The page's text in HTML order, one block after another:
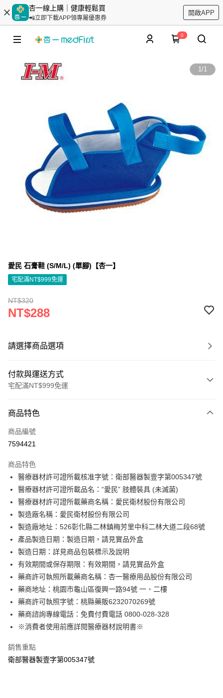
杏一線上購｜健康輕鬆買
📲立即下載APP領專屬優惠券
開啟APP
0
1/1
愛民 石膏鞋 (S/M/L) (單腳)【杏一】
宅配滿NT$999免運
NT$320
NT$288
請選擇商品選項
付款與運送方式
宅配滿NT$999免運
信用卡一次付款
信用卡分期付款
合作金庫商業銀行
華南商業銀行
彰化商業銀行
上海商業儲蓄銀行
台北富邦商業銀行
國泰世華商業銀行
兆豐國際商業銀行
臺灣中小企業銀行
台中商業銀行
匯豐（台灣）商業銀行
華泰商業銀行
聯邦商業銀行
遠東國際商業銀行
元大商業銀行
永豐商業銀行
玉山商業銀行
星展（台灣）商業銀行
台新國際商業銀行
中國信託商業銀行
台灣樂天信用卡公司
6 期 0 利率 每期
華南商業銀行
彰化商業銀行
上海商業儲蓄銀行
台北富邦商業銀行
國泰世華商業銀行
兆豐國際商業銀行
臺灣中小企業銀行
台中商業銀行
匯豐（台灣）商業銀行
華泰商業銀行
聯邦商業銀行
遠東國際商業銀行
元大商業銀行
永豐商業銀行
玉山商業銀行
星展（台灣）商業銀行
台新國際商業銀行
中國信託商業銀行
台灣樂天信用卡公司
LINE Pay
Apple Pay
街口支付
悠遊付
Google Pay
全盈+PAY
大哥付你分期
相關說明
1.本服務由台灣大哥大提供，台灣大哥大用戶可立即使用無須另外申請。
流程，驗證手機門號後，選擇欲分期的期數、繳款截止日，確認付款後即完
成交易。
AFTEE先享後付
【關於「AFTEE先享後付」】
AFTEE先享後付是「在收到商品之後才付款」的支付方式。 讓您購物簡單
ATM付款
商品特色
商品編號
7594421
商品特色
醫療器材許可證所載核准字號：衛部醫器製壹字第005347號
醫療器材許可證所載品名：“愛民” 肢體裝具 (未滅菌)
醫療器材許可證所載藥商名稱：愛民衛材股份有限公司
製造廠名稱：愛民衛材股份有限公司
製造廠地址：526彰化縣二林鎮梅芳里中科二林大道二段68號
產品製造日期：製造日期，請見實品外盒
製造日期：詳見商品包裝標示及說明
有效期間或保存期限：有效期間，請見實品外盒
藥商許可執照所載藥商名稱：杏一醫療用品股份有限公司
藥商地址：桃園市龜山區復興一路94號 一、二樓
藥商許可執照字號：桃縣藥販6232070269號
藥商諮詢專線電話：免費付費電話 0800-028-328
※消費者使用前應詳閱醫療器材說明書※
銷售重點
衛部醫器製壹字第005347號